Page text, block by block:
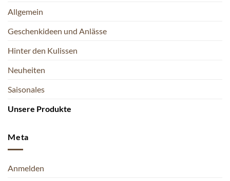
Allgemein
Geschenkideen und Anlässe
Hinter den Kulissen
Neuheiten
Saisonales
Unsere Produkte
Meta
Anmelden